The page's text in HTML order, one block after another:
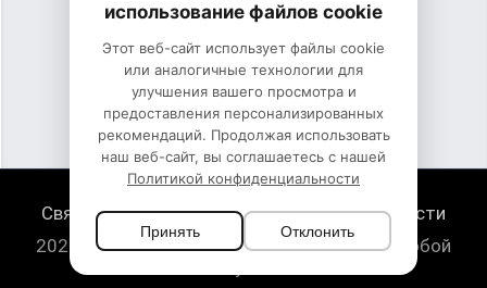
Связь с нами
Политика конфиденциальности
2026 HugeSounds.com - скачать звуки на любой
использование файлов cookie
Этот веб-сайт использует файлы cookie
или аналогичные технологии для
улучшения вашего просмотра и
предоставления персонализированных
рекомендаций. Продолжая использовать
наш веб-сайт, вы соглашаетесь с нашей
Политикой конфиденциальности
Принять Отклонить